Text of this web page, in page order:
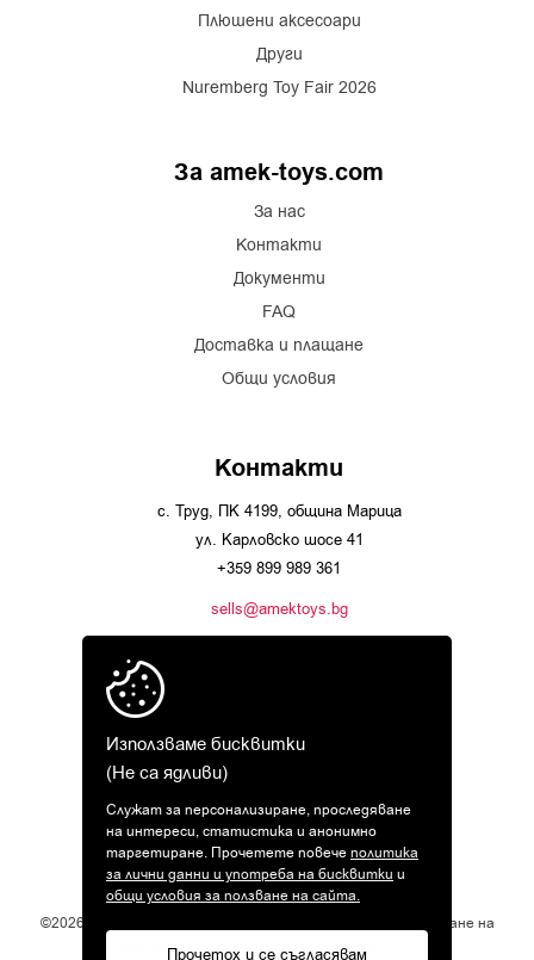
Използваме бисквитки
(Не са ядливи)
Служат за персонализиране, проследяване
на интереси, статистика и анонимно
таргетиране. Прочетете повечеполитика
за лични данни и употреба на бисквитки и
общи условия за ползване на сайта.
Прочетох и се съгласявам
Плюшени аксесоари
Други
Nuremberg Toy Fair 2026
За amek-toys.com
За нас
Контакти
Документи
FAQ
Доставка и плащане
Общи условия
Контакти
с. Труд, ПК 4199, община Марица
ул. Карловско шосе 41
+359 899 989 361
sells@amektoys.bg
©2026 amek-toys.com. Всички права запазени! При възникване на
спор за онлайн покупка, използвайте